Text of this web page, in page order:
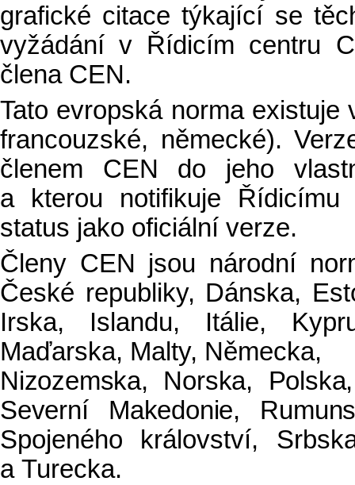
grafické citace týkající se
vyžádání v Řídicím centru
člena CEN.
Tato evropská norma
francouzské, německé).
členem CEN do jeho
a kterou notifikuje Řídicímu
status jako oficiální verze.
Členy CEN jsou národní
České republiky, Dánska,
Irska, Islandu, Itálie,
Maďarska, Malty, Německa,
Nizozemska, Norska,
Severní Makedonie,
Spojeného království,
a Turecka.